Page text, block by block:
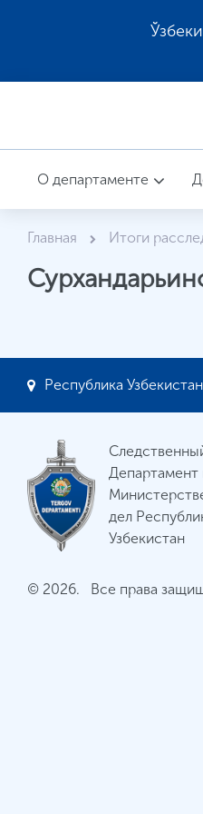
О департаменте
Главная Итоги
Республика
Департамент
дел
Узбекистан
© 2026. Все права